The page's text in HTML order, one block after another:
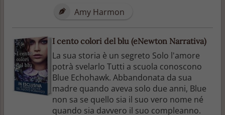
Amy Harmon
I cento colori del blu (eNewton Narrativa)
La sua storia è un segreto Solo l'amore
potrà svelarlo Tutti a scuola conoscono
Blue Echohawk. Abbandonata da sua
madre quando aveva solo due anni, Blue
non sa se quello sia il suo vero nome né
quando sia davvero il suo compleanno.